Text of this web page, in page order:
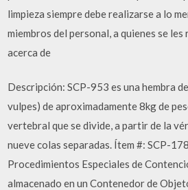
limpieza siempre debe realizarse a lo
miembros del personal, a quienes se
acerca de
Descripción: SCP-953 es una hembra
vulpes) de aproximadamente 8kg de
vertebral que se divide, a partir de la
nueve colas separadas. Ítem #: SCP-
Procedimientos Especiales de
almacenado en un Contenedor de